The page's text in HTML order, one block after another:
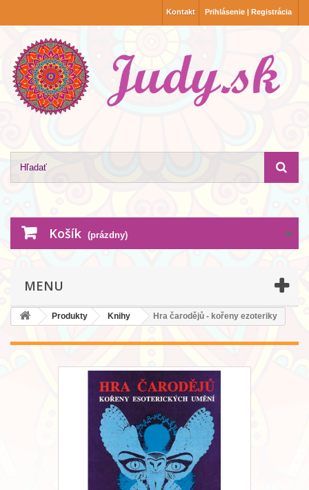
Prihlásenie | Registrácia
Kontakt
Košík (prázdny)
MENU
Produkty Knihy Hra čarodějů - kořeny ezoteriky